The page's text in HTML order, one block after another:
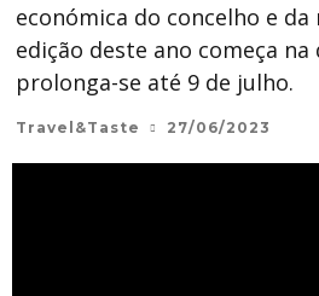
económica do concelho e da
edição deste ano começa
prolonga-se até 9 de julho.
Travel&Taste 27/06/2023